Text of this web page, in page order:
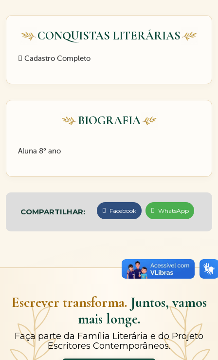
CONQUISTAS LITERÁRIAS
Cadastro Completo
BIOGRAFIA
Aluna 8° ano
COMPARTILHAR: Facebook WhatsApp
Escrever transforma. Juntos, vamos
mais longe.
Faça parte da Família Literária e do Projeto
Escritores Contemporâneos.